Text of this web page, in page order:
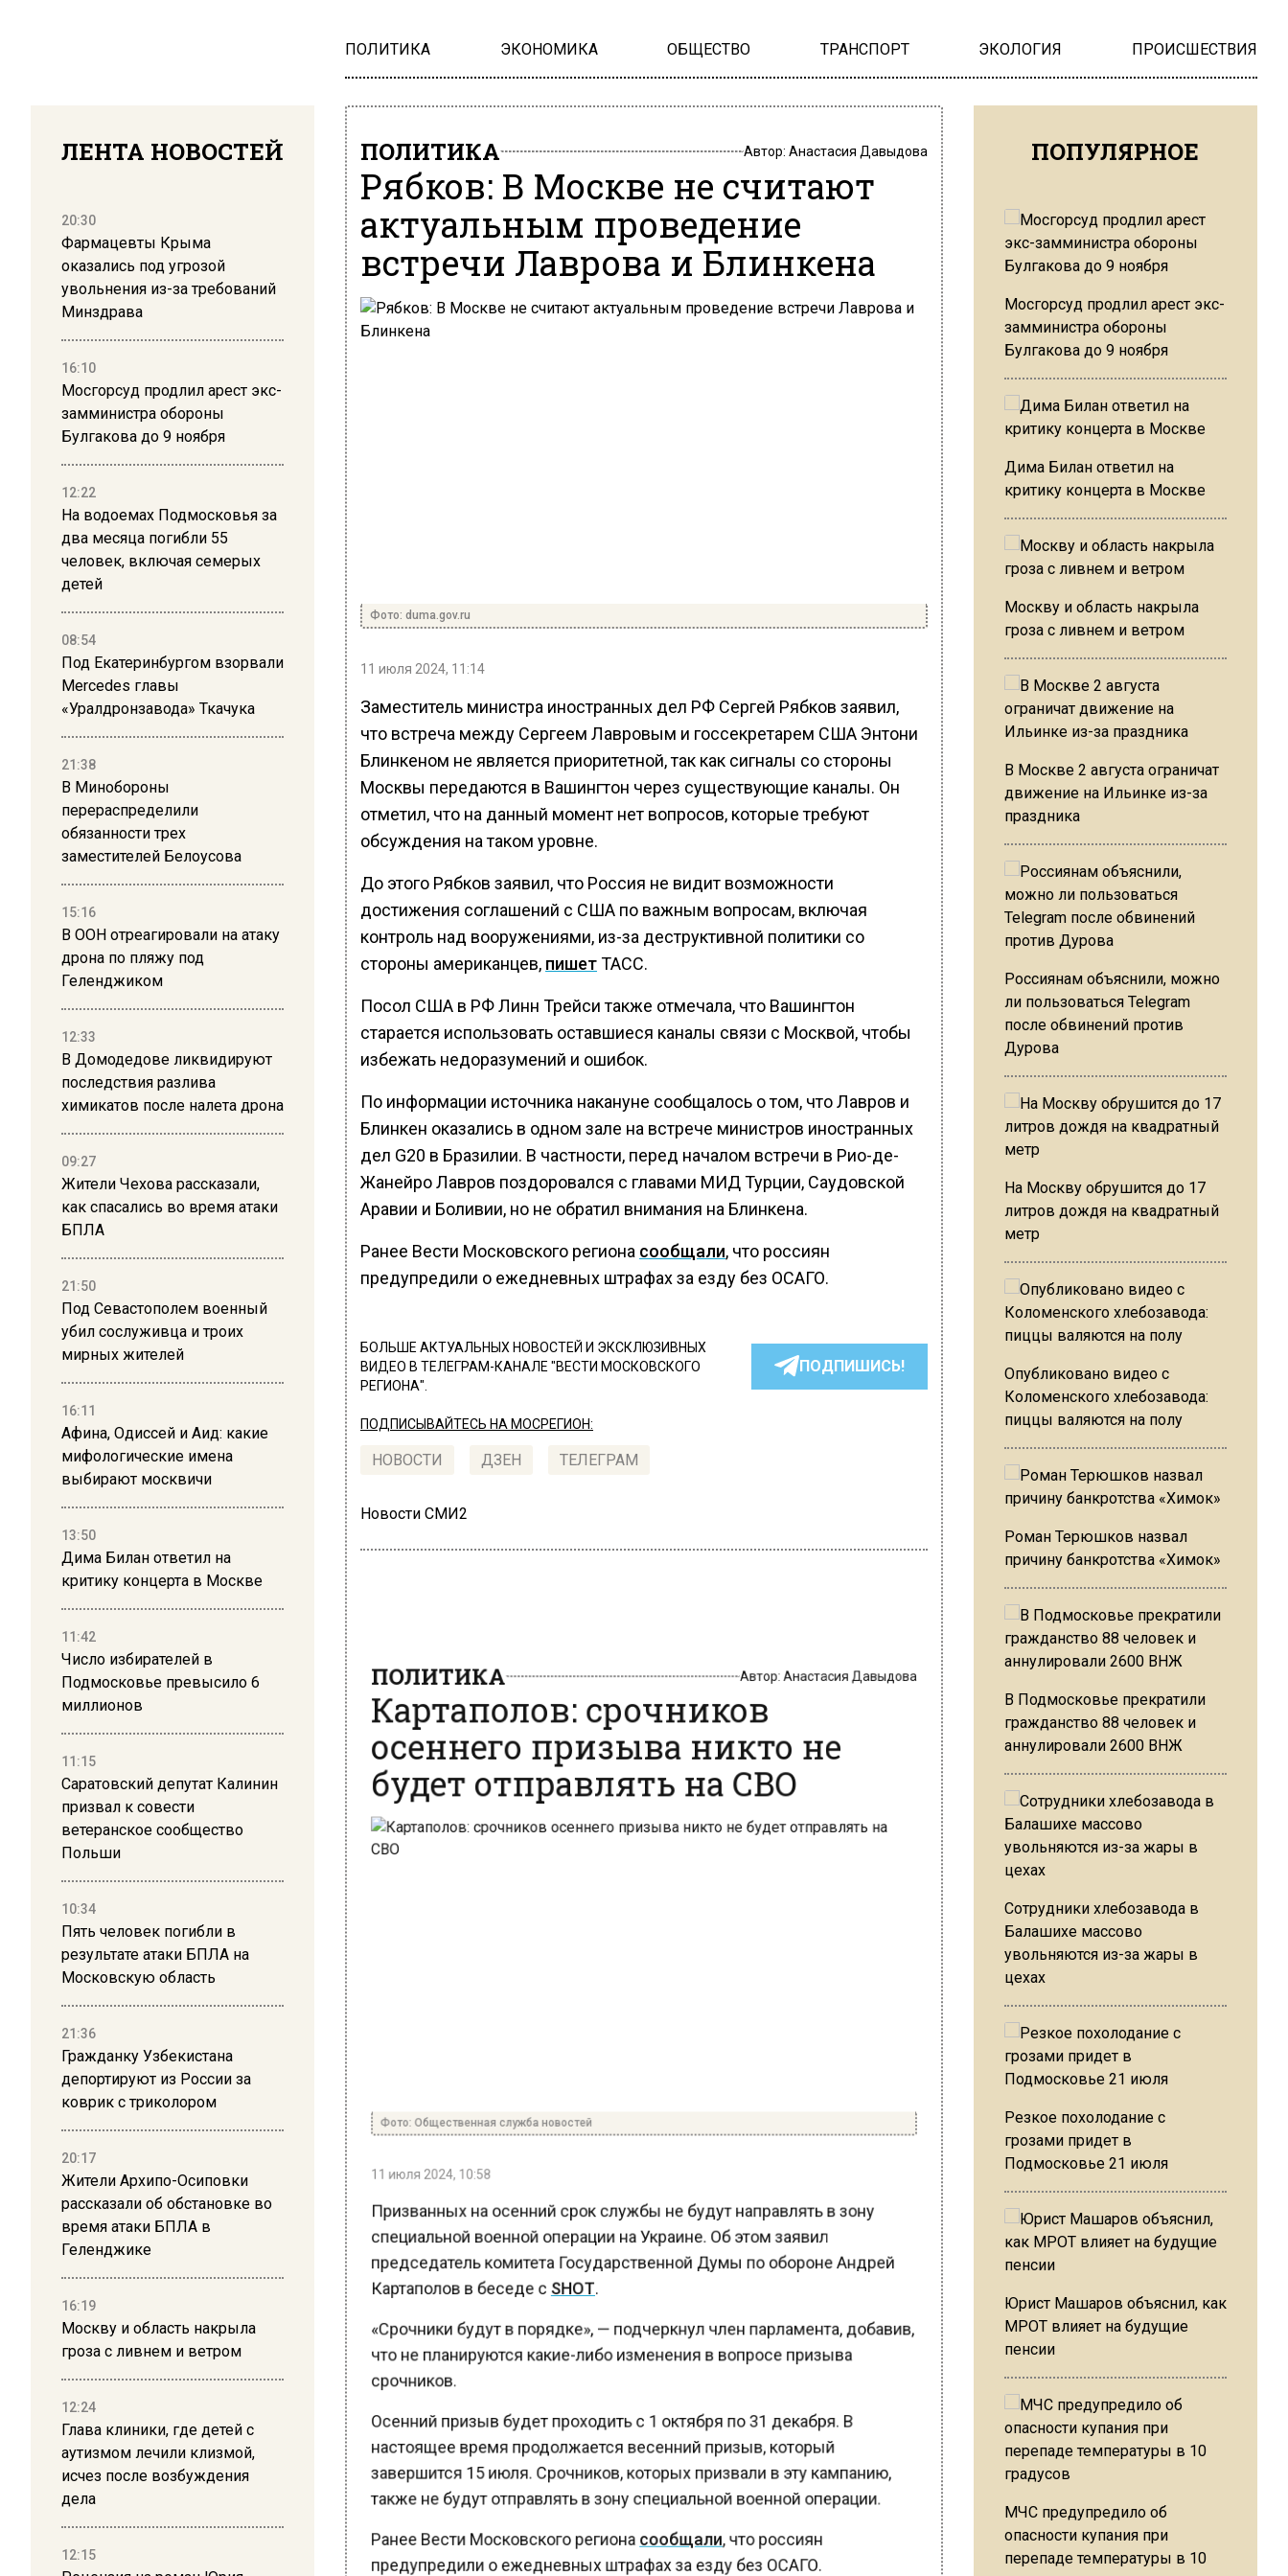
ПОЛИТИКА ЭКОНОМИКА ОБЩЕСТВО ТРАНСПОРТ ЭКОЛОГИЯ ПРОИСШЕСТВИЯ
ЛЕНТА НОВОСТЕЙ
20:30
Фармацевты Крыма
оказались под угрозой
увольнения из-за требований
Минздрава
16:10
Мосгорсуд продлил арест экс-
замминистра обороны
Булгакова до 9 ноября
12:22
На водоемах Подмосковья за
два месяца погибли 55
человек, включая семерых
детей
08:54
Под Екатеринбургом взорвали
Mercedes главы
«Уралдронзавода» Ткачука
21:38
В Минобороны
перераспределили
обязанности трех
заместителей Белоусова
15:16
В ООН отреагировали на атаку
дрона по пляжу под
Геленджиком
12:33
В Домодедове ликвидируют
последствия разлива
химикатов после налета дрона
09:27
Жители Чехова рассказали,
как спасались во время атаки
БПЛА
21:50
Под Севастополем военный
убил сослуживца и троих
мирных жителей
16:11
Афина, Одиссей и Аид: какие
мифологические имена
выбирают москвичи
13:50
Дима Билан ответил на
критику концерта в Москве
11:42
Число избирателей в
Подмосковье превысило 6
миллионов
11:15
Саратовский депутат Калинин
призвал к совести
ветеранское сообщество
Польши
10:34
Пять человек погибли в
результате атаки БПЛА на
Московскую область
21:36
Гражданку Узбекистана
депортируют из России за
коврик с триколором
20:17
Жители Архипо-Осиповки
рассказали об обстановке во
время атаки БПЛА в
Геленджике
16:19
Москву и область накрыла
гроза с ливнем и ветром
12:24
Глава клиники, где детей с
аутизмом лечили клизмой,
исчез после возбуждения
дела
12:15
ПОЛИТИКА Автор: Анастасия Давыдова
Рябков: В Москве не считают
актуальным проведение
встречи Лаврова и Блинкена
Фото: duma.gov.ru
11 июля 2024, 11:14
Заместитель министра иностранных дел РФ Сергей Рябков заявил,
что встреча между Сергеем Лавровым и госсекретарем США Энтони
Блинкеном не является приоритетной, так как сигналы со стороны
Москвы передаются в Вашингтон через существующие каналы. Он
отметил, что на данный момент нет вопросов, которые требуют
обсуждения на таком уровне.
До этого Рябков заявил, что Россия не видит возможности
достижения соглашений с США по важным вопросам, включая
контроль над вооружениями, из-за деструктивной политики со
стороны американцев, пишетТАСС.
Посол США в РФ Линн Трейси также отмечала, что Вашингтон
старается использовать оставшиеся каналы связи с Москвой, чтобы
избежать недоразумений и ошибок.
По информации источника накануне сообщалось о том, что Лавров и
Блинкен оказались в одном зале на встрече министров иностранных
дел G20 в Бразилии. В частности, перед началом встречи в Рио-де-
Жанейро Лавров поздоровался с главами МИД Турции, Саудовской
Аравии и Боливии, но не обратил внимания на Блинкена.
Ранее Вести Московского региона сообщали, что россиян
предупредили о ежедневных штрафах за езду без ОСАГО.
БОЛЬШЕ АКТУАЛЬНЫХ НОВОСТЕЙ И ЭКСКЛЮЗИВНЫХ
ВИДЕО В ТЕЛЕГРАМ-КАНАЛЕ "ВЕСТИ МОСКОВСКОГО
РЕГИОНА".
ПОДПИШИСЬ!
ПОДПИСЫВАЙТЕСЬ НА МОСРЕГИОН:
НОВОСТИ ДЗЕН ТЕЛЕГРАМ
Новости СМИ2
Картаполов: срочников
осеннего призыва никто не
будет отправлять на СВО
Фото: Общественная служба новостей
11 июля 2024, 10:58
Призванных на осенний срок службы не будут направлять в зону
специальной военной операции на Украине. Об этом заявил
председатель комитета Государственной Думы по обороне Андрей
Картаполов в беседе с SHOT.
«Срочники будут в порядке», — подчеркнул член парламента, добавив,
что не планируются какие-либо изменения в вопросе призыва
срочников.
Осенний призыв будет проходить с 1 октября по 31 декабря. В
настоящее время продолжается весенний призыв, который
завершится 15 июля. Срочников, которых призвали в эту кампанию,
также не будут отправлять в зону специальной военной операции.
Ранее Вести Московского регионасообщали, что россиян
ПОПУЛЯРНОЕ
Мосгорсуд продлил арест экс-
замминистра обороны
Булгакова до 9 ноября
Дима Билан ответил на
критику концерта в Москве
Москву и область накрыла
гроза с ливнем и ветром
В Москве 2 августа ограничат
движение на Ильинке из-за
праздника
Россиянам объяснили, можно
ли пользоваться Telegram
после обвинений против
Дурова
На Москву обрушится до 17
литров дождя на квадратный
метр
Опубликовано видео с
Коломенского хлебозавода:
пиццы валяются на полу
Роман Терюшков назвал
причину банкротства «Химок»
В Подмосковье прекратили
гражданство 88 человек и
аннулировали 2600 ВНЖ
Сотрудники хлебозавода в
Балашихе массово
увольняются из-за жары в
цехах
Резкое похолодание с
грозами придет в
Подмосковье 21 июля
Юрист Машаров объяснил, как
МРОТ влияет на будущие
пенсии
МЧС предупредило об
опасности купания при
перепаде температуры в 10